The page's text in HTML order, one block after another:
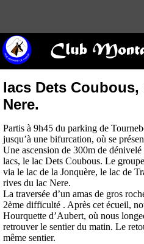
Club
lacs Dets Coubous,
Nere.
Partis à 9h45 du parking de
jusqu’à une bifurcation, où se
Une ascension de 300m de
lacs, le lac Dets Coubous. Le
via le lac de la Jonquère, le lac de
rives du lac Nere.
La traversée d’un amas de gros
2ème difficulté . Après cet écueil,
Hourquette d’Aubert, où nous
retrouver le sentier du matin. Le
même sentier.